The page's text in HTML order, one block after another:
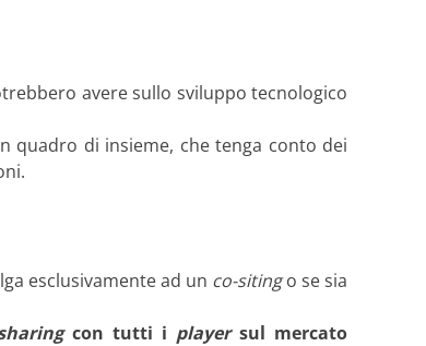
avere sullo sviluppo tecnologico
quadro di insieme, che tenga conto dei
esclusivamente ad un co-sitingo se sia
con tutti i playersul mercato